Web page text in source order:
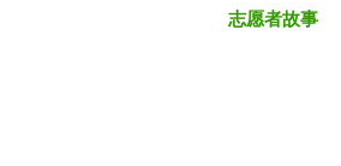
志愿者故事